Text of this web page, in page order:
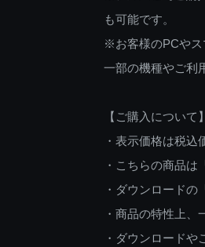
も可能です。
※お客様のPCやス
一部の機種やご利
【ご購入について】
・表示価格は税込
・こちらの商品
・ダウンロードの
・商品の特性上、
・ダウンロードや